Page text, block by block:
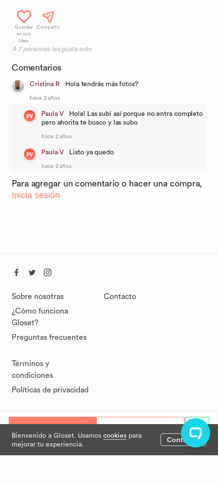
Bienvenido a Gloset. Usamos cookies para
mejorar tu experiencia.
Continuar
Comprar
Guardar
en mis
likes
Compartir
A 7personas les gusta esto
Comentarios
Cristina R Hola tendrás más fotos?
hace 2 años
PV Paula V
Hola! Las subí así porque no entra completo
pero ahorita te busco y las subo
hace 2 años
PV Paula V Listo ya quedo
hace 2 años
Para agregar un comentario o hacer una compra,
Inicia sesión
Sobre nosotras
¿Cómo funciona
Gloset?
Preguntas frecuentes
Contacto
Términos y
condiciones
Políticas de privacidad
© Gloset 2021 Privacidad Términos